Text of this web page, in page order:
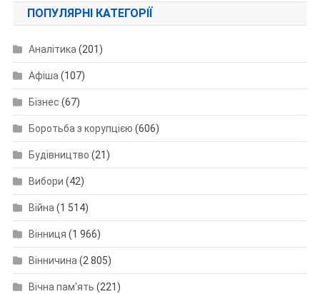
ПОПУЛЯРНІ КАТЕГОРІЇ
Аналітика(201)
Афіша(107)
Бізнес (67)
Боротьба з корупцією (606)
Будівництво (21)
Вибори (42)
Війна(1 514)
Вінниця (1 966)
Вінничина(2 805)
Вічна пам'ять (221)